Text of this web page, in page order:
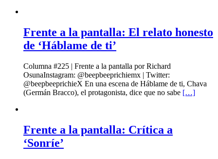
Frente a la pantalla: El relato honesto
de ‘Háblame de ti’
Columna #225 | Frente a la pantalla por Richard
OsunaInstagram: @beepbeeprichiemx | Twitter:
@beepbeeprichieX En una escena de Háblame de ti, Chava
(Germán Bracco), el protagonista, dice que no sabe […]
Frente a la pantalla: Crítica a
‘Sonríe’